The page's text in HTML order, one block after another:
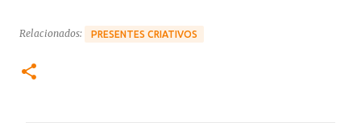
Relacionados: PRESENTES CRIATIVOS